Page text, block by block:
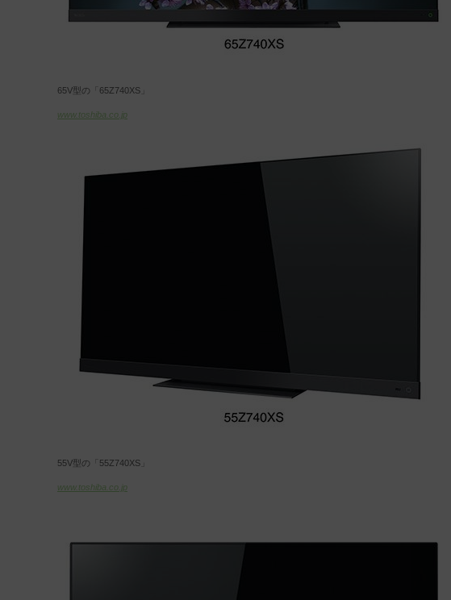
65V型の「65Z740XS」
www.toshiba.co.jp
55V型の「55Z740XS」
www.toshiba.co.jp